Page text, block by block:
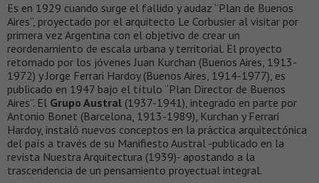
Es en 1929 cuando surge el fallido y audaz “Plan de Buenos
Aires”, proyectado por el arquitecto Le Corbusier al visitar por
primera vez Argentina con el objetivo de crear un
reordenamiento de escala urbana y territorial. El proyecto
retomado por los jóvenes Juan Kurchan (Buenos Aires, 1913-
1972) y Jorge Ferrari Hardoy (Buenos Aires, 1914-1977), es
publicado en 1947 bajo el título “Plan Director de Buenos
Aires”. El Grupo Austral (1937-1941), integrado en parte por
Antonio Bonet (Barcelona, 1913-1989), Kurchan y Ferrari
Hardoy, instaló nuevos conceptos en la práctica arquitectónica
del país a través de su Manifiesto Austral -publicado en la
revista Nuestra Arquitectura (1939)- apostando a la
trascendencia de un pensamiento proyectual integral.